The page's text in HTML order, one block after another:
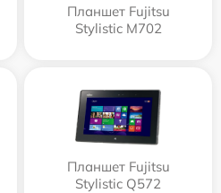
Планшет Fujitsu
Stylistic M702
Планшет Fujitsu
Stylistic Q572